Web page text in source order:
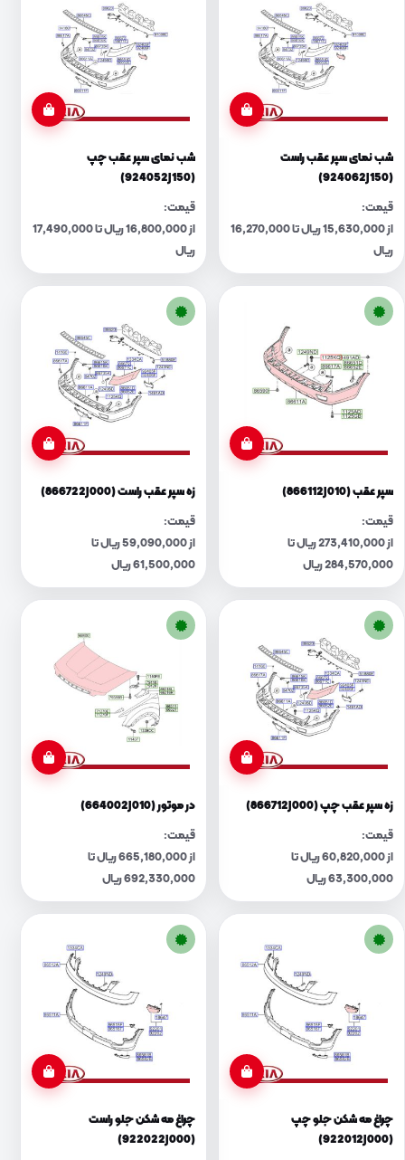
شب نمای سپر عقب راست
(924062J150)
قیمت:
از 15,630,000 ریال تا 16,270,000
ریال
شب نمای سپر عقب چپ
(924052J150)
قیمت:
از 16,800,000 ریال تا 17,490,000
ریال
سپر عقب (866112J010)
قیمت:
از 273,410,000 ریال تا
284,570,000 ریال
زه سپر عقب راست (866722J000)
قیمت:
از 59,090,000 ریال تا
61,500,000 ریال
زه سپر عقب چپ (866712J000)
قیمت:
از 60,820,000 ریال تا
63,300,000 ریال
در موتور (664002J010)
قیمت:
از 665,180,000 ریال تا
692,330,000 ریال
چراغ مه شکن جلو چپ
(922012J000)
چراغ مه شکن جلو راست
(922022J000)